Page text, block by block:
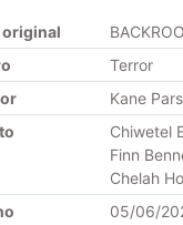
Terror
Kane
Chiwetel
Finn
Chelah
05/06/